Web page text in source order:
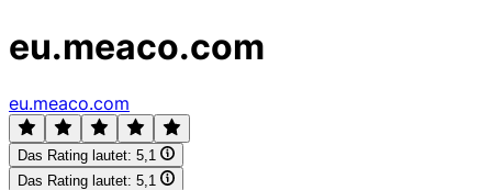
eu.meaco.com
eu.meaco.com
Das Rating lautet: 5,1
Das Rating lautet: 5,1